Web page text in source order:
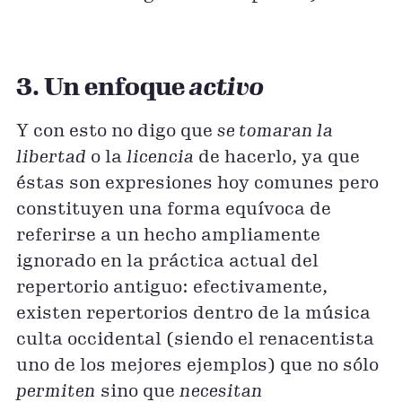
3. Un enfoqueactivo
Y con esto no digo que se tomaran la
libertad o lalicencia de hacerlo, ya que
éstas son expresiones hoy comunes pero
constituyen una forma equívoca de
referirse a un hecho ampliamente
ignorado en la práctica actual del
repertorio antiguo: efectivamente,
existen repertorios dentro de la música
culta occidental (siendo el renacentista
uno de los mejores ejemplos) que no sólo
permiten sino que necesitan